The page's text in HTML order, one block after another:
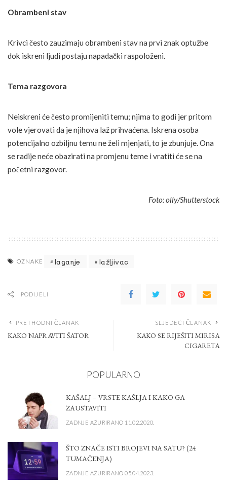
Obrambeni stav
Krivci često zauzimaju obrambeni stav na prvi znak optužbe
dok iskreni ljudi postaju napadački raspoloženi.
Tema razgovora
Neiskreni će često promijeniti temu; njima to godi jer pritom
vole vjerovati da je njihova laž prihvaćena. Iskrena osoba
potencijalno ozbiljnu temu ne želi mjenjati, to je zbunjuje. Ona
se radije neće obazirati na promjenu teme i vratiti će se na
početni razgovor.
Foto: olly/Shutterstock
OZNAKE laganje lažljivac
PODIJELI
PRETHODNI ČLANAK
KAKO NAPRAVITI ŠATOR
SLJEDEĆI ČLANAK
KAKO SE RIJEŠITI MIRISA
CIGARETA
POPULARNO
KAŠALJ – VRSTE KAŠLJA I KAKO GA
ZAUSTAVITI
ZADNJE AŽURIRANO 11.02.2020.
ŠTO ZNAČE ISTI BROJEVI NA SATU? (24
TUMAČENJA)
ZADNJE AŽURIRANO 05.04.2023.